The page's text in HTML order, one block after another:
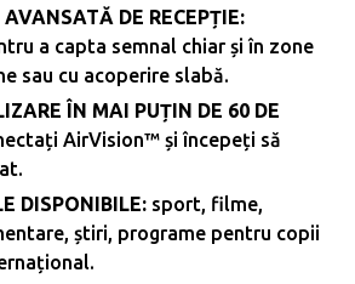
DE RECEPȚIE:
a capta semnal chiar și în zone
sau cu acoperire slabă.
ÎN MAI PUȚIN DE 60 DE
AirVision™ și începeți să
DISPONIBILE: sport, filme,
știri, programe pentru copii